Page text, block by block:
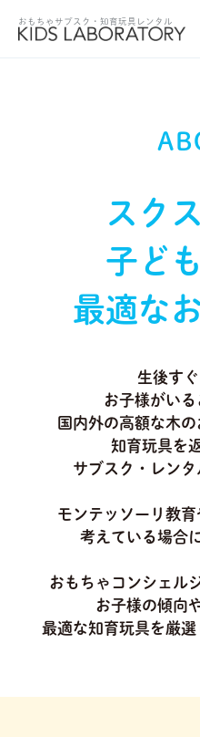
スク
子ど
最適な
生後す
お子様がい
国内外の高額な木
知育玩具を
サブスク・レンタ
モンテッソーリ教
考えている場合
おもちゃコンシェル
お子様の傾向
最適な知育玩具を厳選